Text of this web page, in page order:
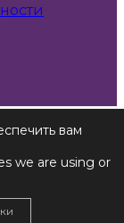
вам
we are using or